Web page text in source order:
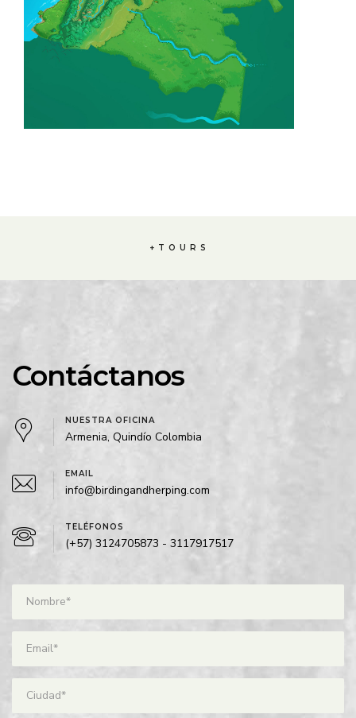
+ T O U R S
Contáctanos
NUESTRA OFICINA
Armenia, Quindío Colombia
EMAIL
info@birdingandherping.com
TELÉFONOS
(+57) 3124705873 - 3117917517